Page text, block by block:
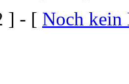
] - [ Noch kein